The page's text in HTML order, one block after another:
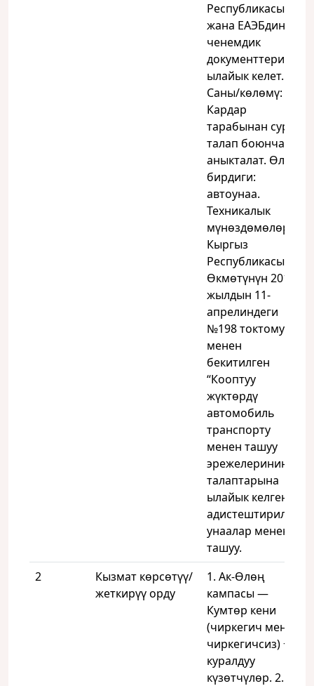
Республикасынын
жана ЕАЭБдин
ченемдик
документтерине
ылайык келет.
Саны/көлөмү:
Кардар
тарабынан суроо-
талап боюнча
аныкталат. Өлчөө
бирдиги:
автоунаа.
Техникалык
мүнөздөмөлөрү:
Кыргыз
Республикасынын
Өкмөтүнүн 2016-
жылдын 11-
апрелиндеги
№198 токтому
менен
бекитилген
“Кооптуу
жүктөрдү
автомобиль
транспорту
менен ташуу
эрежелеринин”
талаптарына
ылайык келген
адистештирилген
унаалар менен
ташуу.
2
Кызмат көрсөтүү/
жеткирүү орду
1. Ак-Өлөң
кампасы —
Кумтөр кени
(чиркегич менен/
чиркегичсиз) +
куралдуу
күзөтчүлөр. 2.